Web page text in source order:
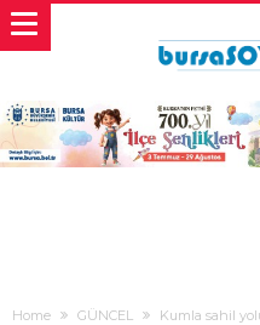
Home GÜNCEL Kumla sahil